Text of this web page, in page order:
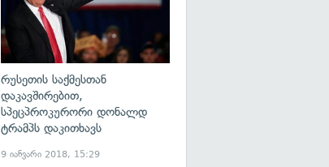
რუსეთის საქმესთან
დაკავშირებით,
სპეცპროკურორი დონალდ
ტრამპს დაკითხავს
9 იანვარი 2018, 15:29